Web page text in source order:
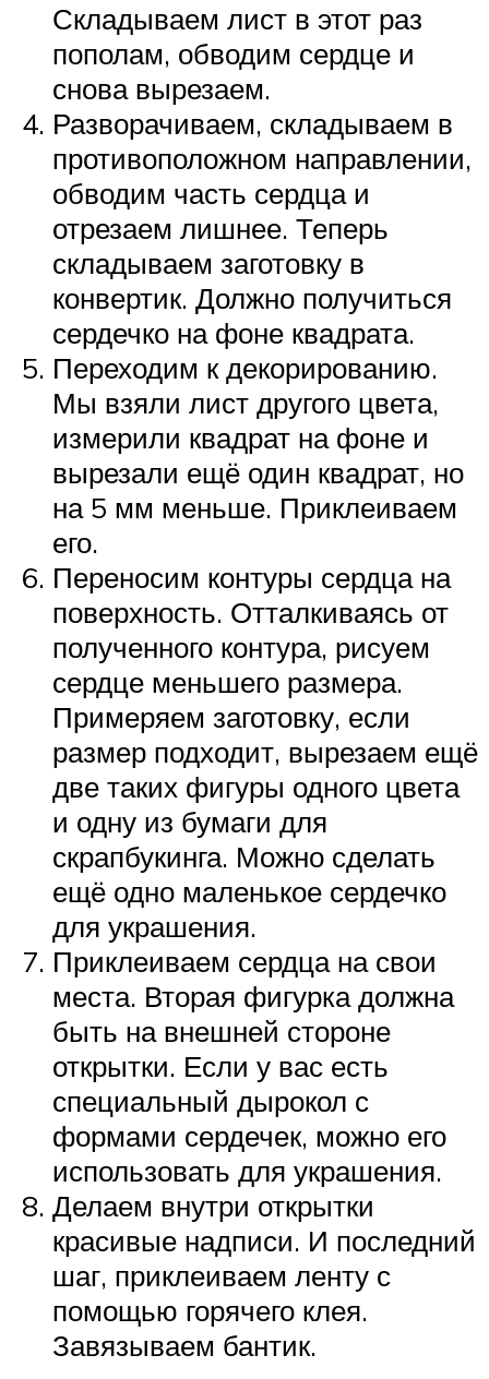
Складываем лист в этот раз
пополам, обводим сердце и
снова вырезаем.
Разворачиваем, складываем в
противоположном направлении,
обводим часть сердца и
отрезаем лишнее. Теперь
складываем заготовку в
конвертик. Должно получиться
сердечко на фоне квадрата.
Переходим к декорированию.
Мы взяли лист другого цвета,
измерили квадрат на фоне и
вырезали ещё один квадрат, но
на 5 мм меньше. Приклеиваем
его.
Переносим контуры сердца на
поверхность. Отталкиваясь от
полученного контура, рисуем
сердце меньшего размера.
Примеряем заготовку, если
размер подходит, вырезаем ещё
две таких фигуры одного цвета
и одну из бумаги для
скрапбукинга. Можно сделать
ещё одно маленькое сердечко
для украшения.
Приклеиваем сердца на свои
места. Вторая фигурка должна
быть на внешней стороне
открытки. Если у вас есть
специальный дырокол с
формами сердечек, можно его
использовать для украшения.
Делаем внутри открытки
красивые надписи. И последний
шаг, приклеиваем ленту с
помощью горячего клея.
Завязываем бантик.